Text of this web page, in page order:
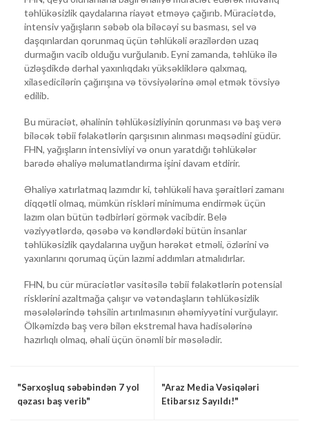
təhlükəsizlik qaydalarına riayət etməyə çağırıb. Müraciətdə,
intensiv yağışların səbəb ola biləcəyi su basması, sel və
daşqınlardan qorunmaq üçün təhlükəli ərazilərdən uzaq
durmağın vacib olduğu vurğulanıb. Eyni zamanda, təhlükə ilə
üzləşdikdə dərhal yaxınlıqdakı yüksəkliklərə qalxmaq,
xilasedicilərin çağırışına və tövsiyələrinə əməl etmək tövsiyə
edilib.
Bu müraciət, əhalinin təhlükəsizliyinin qorunması və baş verə
biləcək təbii fəlakətlərin qarşısının alınması məqsədini güdür.
FHN, yağışların intensivliyi və onun yaratdığı təhlükələr
barədə əhaliyə məlumatlandırma işini davam etdirir.
Əhaliyə xatırlatmaq lazımdır ki, təhlükəli hava şəraitləri zamanı
diqqətli olmaq, mümkün riskləri minimuma endirmək üçün
lazım olan bütün tədbirləri görmək vacibdir. Belə
vəziyyətlərdə, qəsəbə və kəndlərdəki bütün insanlar
təhlükəsizlik qaydalarına uyğun hərəkət etməli, özlərini və
yaxınlarını qorumaq üçün lazımi addımları atmalıdırlar.
FHN, bu cür müraciətlər vasitəsilə təbii fəlakətlərin potensial
risklərini azaltmağa çalışır və vətəndaşların təhlükəsizlik
məsələlərində təhsilin artırılmasının əhəmiyyətini vurğulayır.
Ölkəmizdə baş verə bilən ekstremal hava hadisələrinə
hazırlıqlı olmaq, əhali üçün önəmli bir məsələdir.
"Sərxoşluq səbəbindən 7 yol
qəzası baş verib"
"Araz Media Vəsiqələri
Etibarsız Sayıldı!"